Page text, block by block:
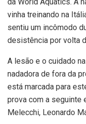
vinha treinando na
sentiu um incômodo
desistência por volta
A lesão e o cuidado
nadadora de fora da
está marcada para
prova com a seguinte
Melecchi, Leonardo